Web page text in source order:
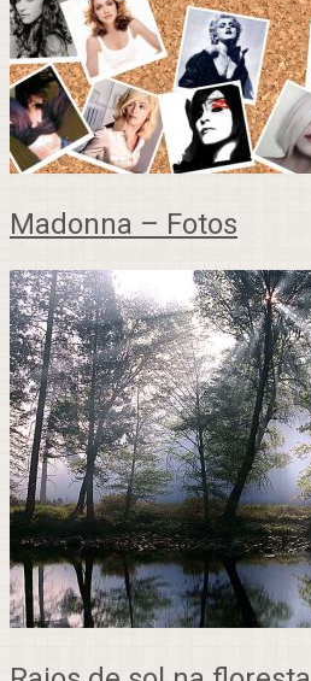
Madonna – Fotos